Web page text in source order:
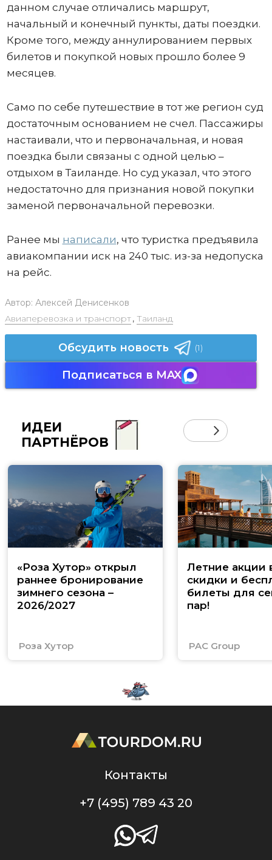
данном случае отличались маршрут,
начальный и конечный пункты, даты поездки.
Кроме того, между аннулированием первых
билетов и покупкой новых прошло более 9
месяцев.
Само по себе путешествие в тот же регион суд
достаточным основанием не счел. Пассажиры
настаивали, что и первоначальная, и новая
поездка были связаны с одной целью –
отдыхом в Таиланде. Но суд указал, что этого
недостаточно для признания новой покупки
заменой первоначальной перевозки.
Ранее мы написали, что туристка предъявила
авиакомпании иск на 240 тыс. из-за недопуска
на рейс.
Автор: Алексей Денисенков
Авиаперевозка и транспорт, Таиланд
Обсудить новость (1)
Подписаться в MAX
ИДЕИ
ПАРТНЁРОВ
«Роза Хутор» открыл
раннее бронирование
зимнего сезона –
2026/2027
Роза Хутор
Летние акции
скидки и
билеты для
пар!
PAC Group
Контакты
+7 (495) 789 43 20